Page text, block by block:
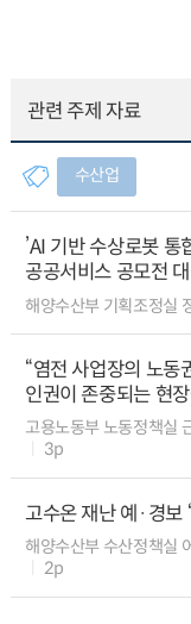
관련 주제 자료
수산업
’AI 기반 수상로봇 통
공공서비스 공모전
해양수산부 기획조정실
“염전 사업장의 노동
인권이 존중되는 현
고용노동부 노동정책실
3p
고수온 재난 예·경보
해양수산부 수산정책실
2p